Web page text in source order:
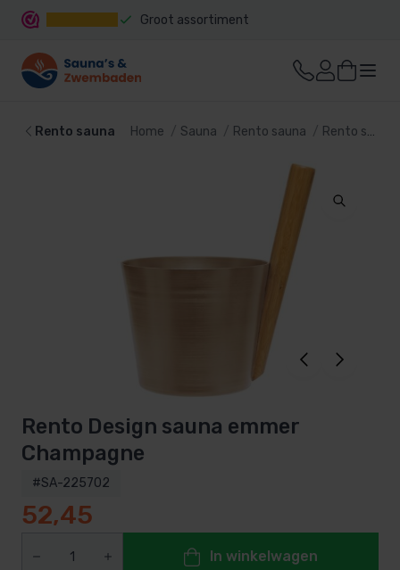
Groot assortiment
Rento sauna Home Sauna Rento sauna Rento sauna emmers
Rento Design sauna emmer
Champagne
#SA-225702
52,45
In winkelwagen